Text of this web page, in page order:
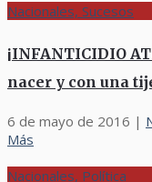
Nacionales, Sucesos
¡INFANTICIDIO
nacer y con una
6 de mayo de 2016 |
Más
Nacionales, Política